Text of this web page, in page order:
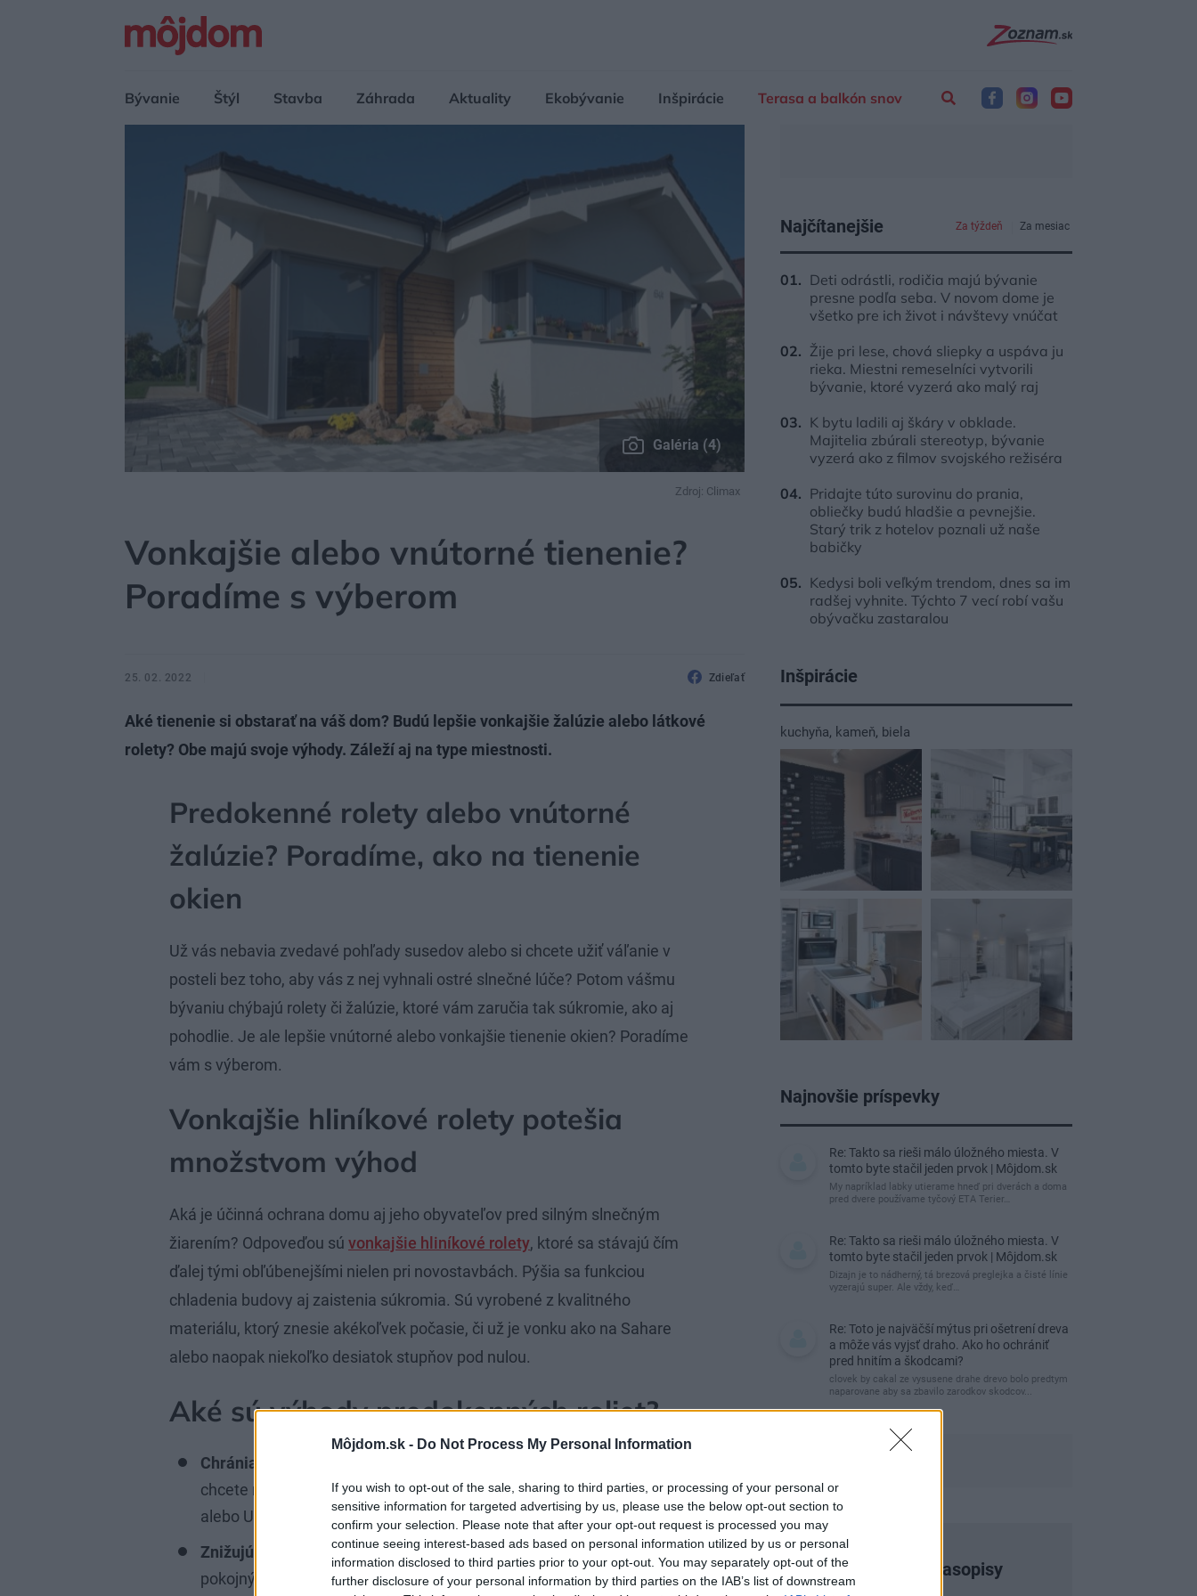
Môjdom.sk - Do Not Process My Personal Information
If you wish to opt-out of the sale, sharing to third parties, or processing of your personal or
sensitive information for targeted advertising by us, please use the below opt-out section to
confirm your selection. Please note that after your opt-out request is processed you may
continue seeing interest-based ads based on personal information utilized by us or personal
information disclosed to third parties prior to your opt-out. You may separately opt-out of the
further disclosure of your personal information by third parties on the IAB’s list of downstream
Bývanie Štýl Stavba Záhrada Aktuality Ekobývanie Inšpirácie Terasa a balkón snov
Galéria (4)
Zdroj: Climax
Vonkajšie alebo vnútorné tienenie?
Poradíme s výberom
25. 02. 2022 Zdieľať
Aké tienenie si obstarať na váš dom? Budú lepšie vonkajšie žalúzie alebo látkové
rolety? Obe majú svoje výhody. Záleží aj na type miestnosti.
Predokenné rolety alebo vnútorné
žalúzie? Poradíme, ako na tienenie
okien
Už vás nebavia zvedavé pohľady susedov alebo si chcete užiť váľanie v
posteli bez toho, aby vás z nej vyhnali ostré slnečné lúče? Potom vášmu
bývaniu chýbajú rolety či žalúzie, ktoré vám zaručia tak súkromie, ako aj
pohodlie. Je ale lepšie vnútorné alebo vonkajšie tienenie okien? Poradíme
vám s výberom.
Vonkajšie hliníkové rolety potešia
množstvom výhod
Aká je účinná ochrana domu aj jeho obyvateľov pred silným slnečným
žiarením? Odpoveďou sú vonkajšie hliníkové rolety, ktoré sa stávajú čím
ďalej tými obľúbenejšími nielen pri novostavbách. Pýšia sa funkciou
chladenia budovy aj zaistenia súkromia. Sú vyrobené z kvalitného
materiálu, ktorý znesie akékoľvek počasie, či už je vonku ako na Sahare
alebo naopak niekoľko desiatok stupňov pod nulou.
Aké sú výhody predokenných roliet?
Chránia pred ostrým svetlom:
chcete mať v miestnosti a chránia tiež okná pred prudkým dažďom
alebo UV žiarením.
Znižujú hluk v miestnosti:doprajú vám pokoj na prácu a umožnia
pokojný spánok pre vás aj vaše deti.
Najčítanejšie Za týždeň Za mesiac
Deti odrástli, rodičia majú bývanie
presne podľa seba. V novom dome je
všetko pre ich život i návštevy vnúčat
Žije pri lese, chová sliepky a uspáva ju
rieka. Miestni remeselníci vytvorili
bývanie, ktoré vyzerá ako malý raj
K bytu ladili aj škáry v obklade.
Majitelia zbúrali stereotyp, bývanie
vyzerá ako z filmov svojského režiséra
Pridajte túto surovinu do prania,
obliečky budú hladšie a pevnejšie.
Starý trik z hotelov poznali už naše
babičky
Kedysi boli veľkým trendom, dnes sa im
radšej vyhnite. Týchto 7 vecí robí vašu
obývačku zastaralou
Inšpirácie
kuchyňa, kameň, biela
Najnovšie príspevky
Re: Takto sa rieši málo úložného miesta. V
tomto byte stačil jeden prvok | Môjdom.sk
My napríklad labky utierame hneď pri dverách a doma
pred dvere používame tyčový ETA Terier…
Re: Takto sa rieši málo úložného miesta. V
tomto byte stačil jeden prvok | Môjdom.sk
Dizajn je to nádherný, tá brezová preglejka a čisté línie
vyzerajú super. Ale vždy, keď…
Re: Toto je najväčší mýtus pri ošetrení dreva
a môže vás vyjsť draho. Ako ho ochrániť
pred hnitím a škodcami?
clovek by cakal ze vysusene drahe drevo bolo predtym
naparovane aby sa zbavilo zarodkov skodcov...
Najnovšie časopisy